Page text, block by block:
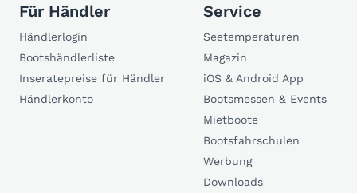
Für Händler
Händlerlogin
Bootshändlerliste
Inseratepreise für Händler
Händlerkonto
Service
Seetemperaturen
Magazin
iOS & Android App
Bootsmessen & Events
Mietboote
Bootsfahrschulen
Werbung
Downloads